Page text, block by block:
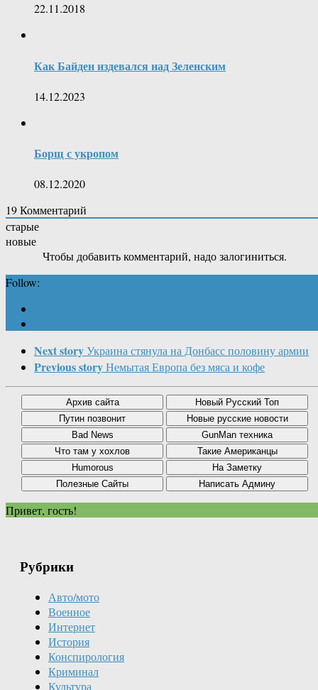
22.11.2018
Как Байден издевался над Зеленским
14.12.2023
Борщ с укропом
08.12.2020
19Комментарий
старые
новые
Чтобы добавить комментарий, надо залогиниться.
Follow:
Next storyУкраина стянула на Донбасс половину армии
Previous storyНемытая Европа без мяса и кофе
Привет, гость!
Рубрики
Авто/мото
Военное
Интернет
История
Конспирология
Криминал
Культура